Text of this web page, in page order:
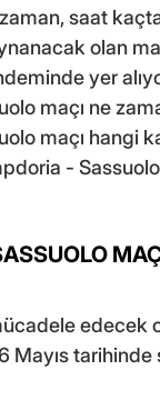
saat
olan
yer
maçı ne
maçı hangi
-
edecek
Mayıs